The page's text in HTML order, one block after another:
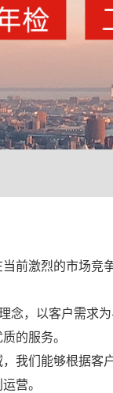
前激烈的市场
念，以客户需求
的服务。
我们能够根据客
营。